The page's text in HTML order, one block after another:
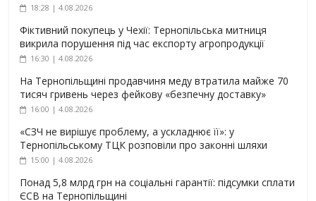
18:28 | 4.08.2026
Фіктивний покупець у Чехії: Тернопільська митниця
викрила порушення під час експорту агропродукції
16:30 | 4.08.2026
На Тернопільщині продавчиня меду втратила майже 70
тисяч гривень через фейкову «безпечну доставку»
16:00 | 4.08.2026
«СЗЧ не вирішує проблему, а ускладнює її»: у
Тернопільському ТЦК розповіли про законні шляхи
15:00 | 4.08.2026
Понад 5,8 млрд грн на соціальні гарантії: підсумки сплати
ЄСВ на Тернопільщині